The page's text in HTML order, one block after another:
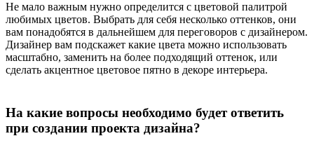
Не мало важным нужно определится с цветовой палитрой
любимых цветов. Выбрать для себя несколько оттенков, они
вам понадобятся в дальнейшем для переговоров с дизайнером.
Дизайнер вам подскажет какие цвета можно использовать
масштабно, заменить на более подходящий оттенок, или
сделать акцентное цветовое пятно в декоре интерьера.
На какие вопросы необходимо будет ответить
при создании проекта дизайна?